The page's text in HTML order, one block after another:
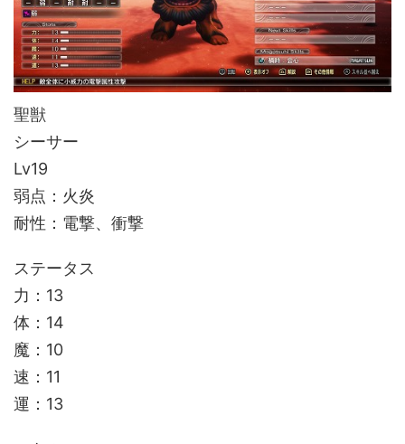
聖獣
シーサー
Lv19
弱点：火炎
耐性：電撃、衝撃
ステータス
力：13
体：14
魔：10
速：11
運：13